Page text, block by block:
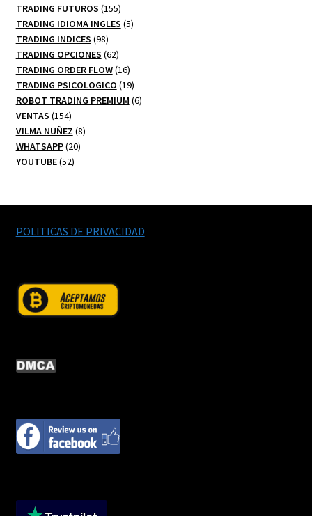
productos
TRADING FUTUROS 155155
productos
TRADING IDIOMA INGLES 55
TRADING INDICES 9898
productos
TRADING OPCIONES 6262
productos
TRADING ORDER FLOW 1616
productos
TRADING PSICOLOGICO 1919
productos
ROBOT TRADING PREMIUM 66
VENTAS 154154
productos
VILMA NUÑEZ 88
WHATSAPP 2020
YOUTUBE 5252
POLITICAS DE PRIVACIDAD